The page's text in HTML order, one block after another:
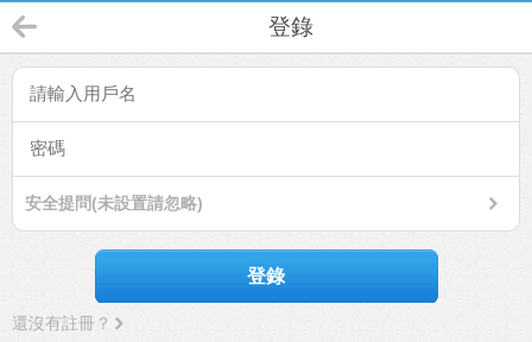
登錄
安全提問(未設置請忽略)
登錄
還沒有註冊？